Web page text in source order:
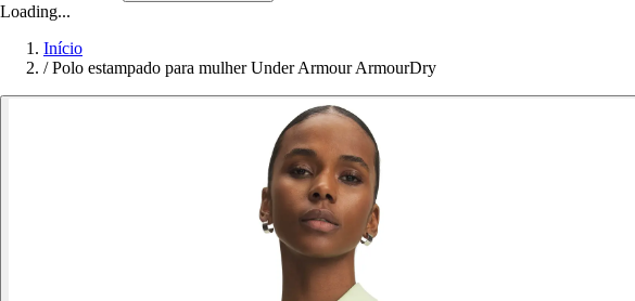
Loading...
Início
/ Polo estampado para mulher Under Armour ArmourDry